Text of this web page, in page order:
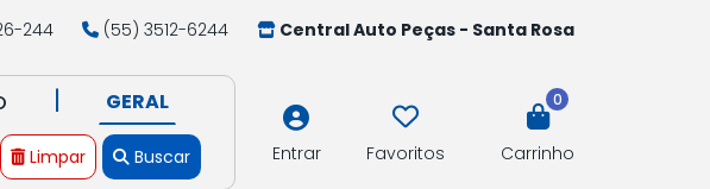
244 (55) 3512-6244
Central Auto Peças - Santa Rosa
| GERAL
Limpar Buscar Entrar Favoritos
0
Carrinho